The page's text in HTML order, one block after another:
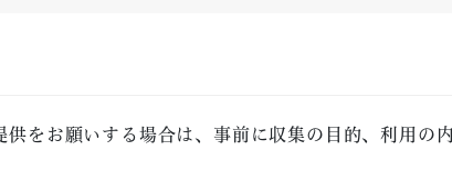
をお願いする場合は、事前に収集の目的、利用の